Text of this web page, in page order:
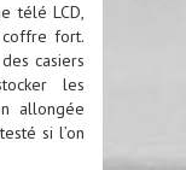
télé LCD,
fort.
casiers
les
allongée
si l’on